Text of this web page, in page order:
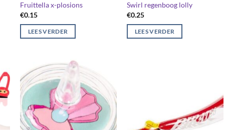
Fruittella x-plosions
€0.15
LEES VERDER
Swirl regenboog lolly
€0.25
LEES VERDER